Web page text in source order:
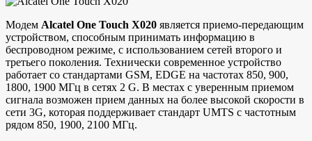
Модем Alcatel One Touch X020 является приемо-передающим
устройством, способным принимать информацию в
беспроводном режиме, с использованием сетей второго и
третьего поколения. Технически современное устройство
работает со стандартами GSM, EDGE на частотах 850, 900,
1800, 1900 МГц в сетях 2 G. В местах с уверенным приемом
сигнала возможен прием данных на более высокой скорости в
сети 3G, которая поддерживает стандарт UMTS с частотным
рядом 850, 1900, 2100 МГц.